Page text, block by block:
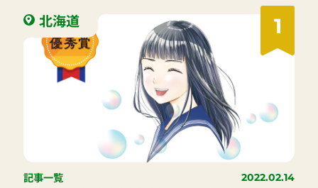
1
北海道
記事一覧 2022.02.14